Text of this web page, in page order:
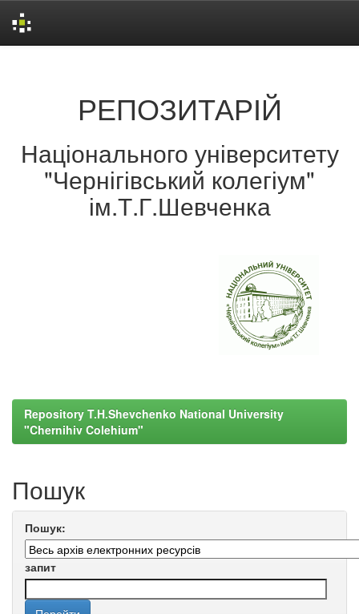
РЕПОЗИТАРІЙ
Національного університету
"Чернігівський колегіум"
ім.Т.Г.Шевченка
Repository T.H.Shevchenko National University
"Chernihiv Colehium"
Пошук
Пошук:
запит